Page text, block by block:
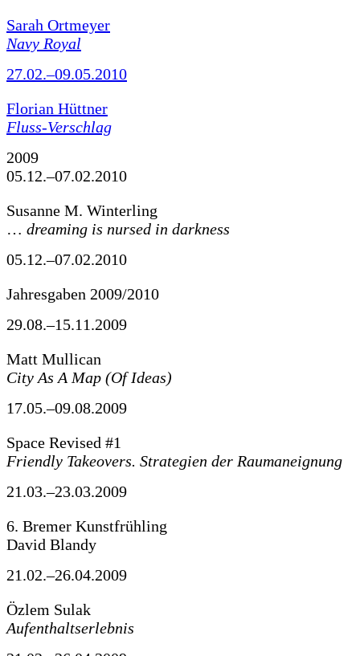
Sarah Ortmeyer
Navy Royal
27.02.–09.05.2010
Florian Hüttner
Fluss-Verschlag
2009
05.12.–07.02.2010
Susanne M. Winterling
… dreaming is nursed in darkness
05.12.–07.02.2010
Jahresgaben 2009/2010
29.08.–15.11.2009
Matt Mullican
City As A Map (Of Ideas)
17.05.–09.08.2009
Space Revised #1
Friendly Takeovers. Strategien der Raumaneignung
21.03.–23.03.2009
6. Bremer Kunstfrühling
David Blandy
21.02.–26.04.2009
Özlem Sulak
Aufenthaltserlebnis